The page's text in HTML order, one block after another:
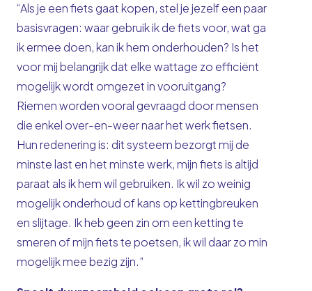
“Als je een fiets gaat kopen, stel je jezelf een paar
basisvragen: waar gebruik ik de fiets voor, wat ga
ik ermee doen, kan ik hem onderhouden? Is het
voor mij belangrijk dat elke wattage zo efficiënt
mogelijk wordt omgezet in vooruitgang?
Riemen worden vooral gevraagd door mensen
die enkel over-en-weer naar het werk fietsen.
Hun redenering is: dit systeem bezorgt mij de
minste last en het minste werk, mijn fiets is altijd
paraat als ik hem wil gebruiken. Ik wil zo weinig
mogelijk onderhoud of kans op kettingbreuken
en slijtage. Ik heb geen zin om een ketting te
smeren of mijn fiets te poetsen, ik wil daar zo min
mogelijk mee bezig zijn.”